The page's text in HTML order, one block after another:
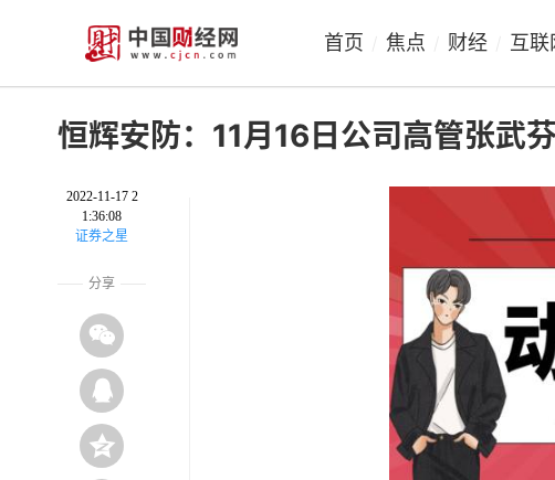
首页 焦点 财经 互联
恒辉安防：11月16日公司高管张武
2022-11-17 2
1:36:08
证券之星
分享